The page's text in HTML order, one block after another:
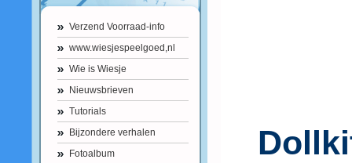
Verzend Voorraad-info
www.wiesjespeelgoed,nl
Wie is Wiesje
Nieuwsbrieven
Tutorials
Bijzondere verhalen
Fotoalbum